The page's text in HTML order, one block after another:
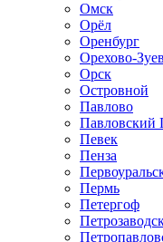
Омск
Орёл
Оренбург
Орехово-
Орск
Островной
Павлово
Павловский
Певек
Пенза
Пермь
Петергоф